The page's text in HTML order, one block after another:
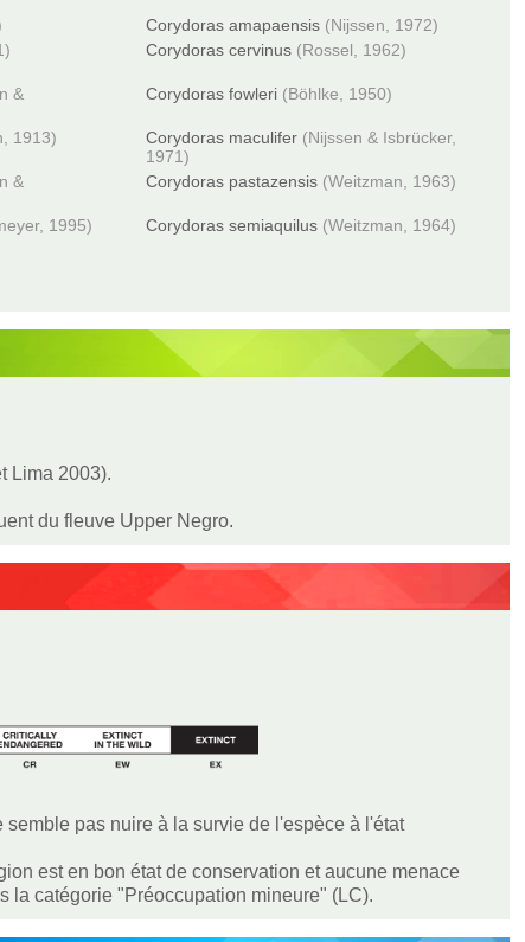
Corydoras amapaensis (Nijssen, 1972)
Corydoras cervinus (Rossel, 1962)
&
Corydoras fowleri (Böhlke, 1950)
1913) Corydoras maculifer (Nijssen & Isbrücker,
1971)
&
Corydoras pastazensis (Weitzman, 1963)
1995) Corydoras semiaquilus (Weitzman, 1964)
Lima 2003).
du fleuve Upper Negro.
pas nuire à la survie de l'espèce à l'état
est en bon état de conservation et aucune menace
la catégorie "Préoccupation mineure" (LC).